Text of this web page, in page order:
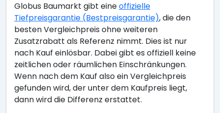
Globus Baumarkt gibt eineoffizielle
Tiefpreisgarantie (Bestpreisgarantie), die den
besten Vergleichpreis ohne weiteren
Zusatzrabatt als Referenz nimmt. Dies ist nur
nach Kauf einlösbar. Dabei gibt es offiziell keine
zeitlichen oder räumlichen Einschränkungen.
Wenn nach dem Kauf also ein Vergleichpreis
gefunden wird, der unter dem Kaufpreis liegt,
dann wird die Differenz erstattet.